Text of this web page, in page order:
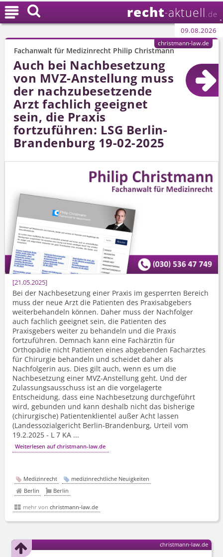
recht-aktuell .de
09.08.2026

Fachanwalt für Medizinrecht Philip Christmann
Auch bei Nachbesetzung
von MVZ-Anstellung muss
der nachzubesetzende
Arzt fachlich geeignet
sein, die Praxis
fortzuführen: LSG Berlin-
Brandenburg 19-02-2025
21.05.2025
Bei der Nachbesetzung einer Praxis im gesperrten Bereich
muss der neue Arzt die Patienten des Praxisabgebers
weiterbehandeln können. Daher muss der Nachfolger
auch fachlich geeignet sein, die Patienten des
Praxisgebers weiter zu behandeln und die Praxis
fortzuführen. Demnach kann eine Fachärztin für
Orthopädie nicht Patienten eines abgebenden Facharztes
für Chirurgie behandeln und scheidet daher als
Nachfolgerin aus. Dies gilt auch, wenn es um die
Nachbesetzung einer MVZ-Anstellung geht. Und der
Zulassungsausschuss ist an die vorgelagerte
Entscheidung, dass eine Nachbesetzung durchgeführt
wird, gebunden und kann deshalb nicht das bisherige
(chirurgische) Patientenklientel außer Acht lassen
(Landessozialgericht Berlin-Brandenburg, Urteil vom
19.2.2025 - L 7 KA ...
Weiterlesen auf christmann-law.de
christmann-law.de
Medizinrecht
medizinrechtliche Neuigkeiten
Berlin
Berlin
mehr vonchristmann-law.de
christmann-law.de